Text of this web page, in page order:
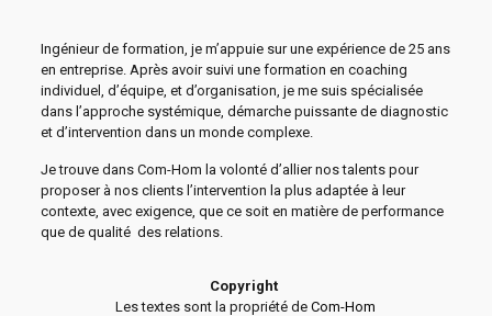
Ingénieur de formation, je m’appuie sur une expérience de 25 ans
en entreprise. Après avoir suivi une formation en coaching
individuel, d’équipe, et d’organisation, je me suis spécialisée
dans l’approche systémique, démarche puissante de diagnostic
et d’intervention dans un monde complexe.
Je trouve dans Com-Hom la volonté d’allier nos talents pour
proposer à nos clients l’intervention la plus adaptée à leur
contexte, avec exigence, que ce soit en matière de performance
que de qualité des relations.
Copyright
Les textes sont la propriété deCom-Hom